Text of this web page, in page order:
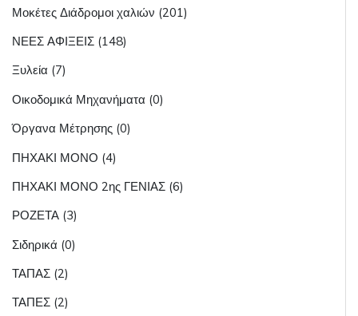
Μοκέτες Διάδρομοι χαλιών (201)
ΝΕΕΣ ΑΦΙΞΕΙΣ (148)
Ξυλεία (7)
Οικοδομικά Μηχανήματα (0)
Όργανα Μέτρησης (0)
ΠΗΧΑΚΙ ΜΟΝΟ (4)
ΠΗΧΑΚΙ ΜΟΝΟ 2ης ΓΕΝΙΑΣ (6)
ΡΟΖΕΤΑ (3)
Σιδηρικά (0)
ΤΑΠΑΣ (2)
ΤΑΠΕΣ (2)